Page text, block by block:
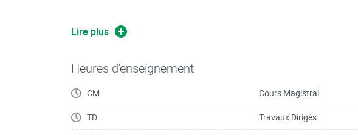
Permutation, transposition et forme n-linéaire alternée. Définition des
Système linéaire homogène. Systèmes de Cramer. Cas général.
Lire plus
Heures d'enseignement
CM Cours Magistral
TD Travaux Dirigés